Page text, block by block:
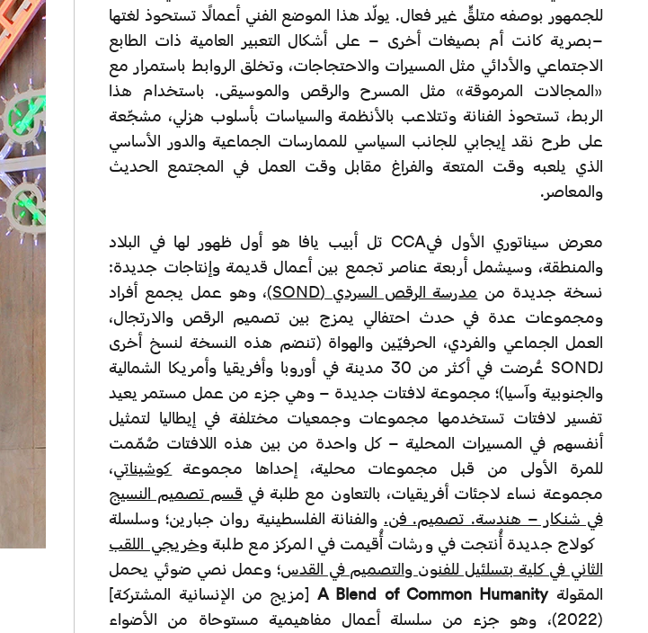
للجمهور بوصفه متلقٍّ غير فعال. يولّد هذا الموضع الفني أعمالًا تستحوذ لغتها
–بصرية كانت أم بصيغات أخرى – على أشكال التعبير العامية ذات الطابع
الاجتماعي والأدائي مثل المسيرات والاحتجاجات، وتخلق الروابط باستمرار مع
«المجالات المرموقة» مثل المسرح والرقص والموسيقى. باستخدام هذا
الربط، تستحوذ الفنانة وتتلاعب بالأنظمة والسياسات بأسلوب هزلي، مشجّعة
على طرح نقد إيجابي للجانب السياسي للممارسات الجماعية والدور الأساسي
الذي يلعبه وقت المتعة والفراغ مقابل وقت العمل في المجتمع الحديث
والمعاصر.
معرض سيناتوري الأول فيCCA تل أبيب يافا هو أول ظهور لها في البلاد
والمنطقة، وسيشمل أربعة عناصر تجمع بين أعمال قديمة وإنتاجات جديدة:
نسخة جديدة من مدرسة الرقص السردي (SOND)
، وهو عمل يجمع أفراد
ومجموعات عدة في حدث احتفالي يمزج بين تصميم الرقص والارتجال،
العمل الجماعي والفردي، الحرفيّين والهواة (تنضم هذه النسخة لنسخ أخرى
لـSOND عُرضت في أكثر من 30 مدينة في أوروبا وأفريقيا وأمريكا الشمالية
والجنوبية وآسيا)؛ مجموعة لافتات جديدة – وهي جزء من عمل مستمر يعيد
تفسير لافتات تستخدمها مجموعات وجمعيات مختلفة في إيطاليا لتمثيل
أنفسهم في المسيرات المحلية – كل واحدة من بين هذه اللافتات صُمّمت
للمرة الأولى من قبل مجموعات محلية، إحداها مجموعة كوشيناتي،
مجموعة نساء لاجئات أفريقيات، بالتعاون مع طلبة في قسم تصميم النسيج
في شنكار – هندسة. تصميم. فن. والفنانة الفلسطينية روان جبارين؛ وسلسلة
كولاج جديدة أُنتجت في ورشات أُقيمت في المركز مع طلبة وخريجي اللقب
الثاني في كلية بتسلئيل للفنون والتصميم في القدس؛ وعمل نصي ضوئي يحمل
المقولةA Blend of Common Humanity [مزيج من الإنسانية المشتركة]
(2022)، وهو جزء من سلسلة أعمال مفاهيمية مستوحاة من الأضواء